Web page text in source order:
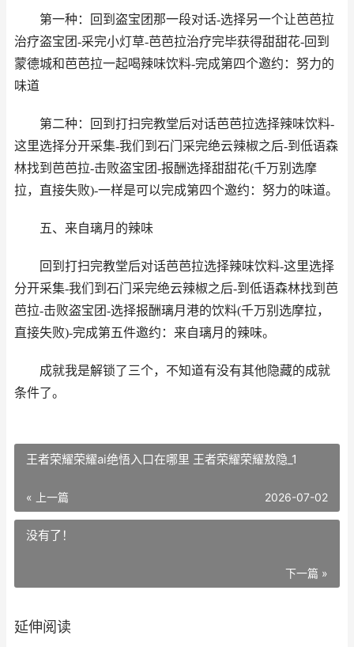
第一种：回到盗宝团那一段对话-选择另一个让芭芭拉
治疗盗宝团-采完小灯草-芭芭拉治疗完毕获得甜甜花-回到
蒙德城和芭芭拉一起喝辣味饮料-完成第四个邀约：努力的
味道
第二种：回到打扫完教堂后对话芭芭拉选择辣味饮料-
这里选择分开采集-我们到石门采完绝云辣椒之后-到低语森
林找到芭芭拉-击败盗宝团-报酬选择甜甜花(千万别选摩
拉，直接失败)-一样是可以完成第四个邀约：努力的味道。
五、来自璃月的辣味
回到打扫完教堂后对话芭芭拉选择辣味饮料-这里选择
分开采集-我们到石门采完绝云辣椒之后-到低语森林找到芭
芭拉-击败盗宝团-选择报酬璃月港的饮料(千万别选摩拉，
直接失败)-完成第五件邀约：来自璃月的辣味。
成就我是解锁了三个，不知道有没有其他隐藏的成就
条件了。
王者荣耀荣耀ai绝悟入口在哪里 王者荣耀荣耀敖隐_1
« 上一篇 2026-07-02
没有了！
下一篇 »
延伸阅读